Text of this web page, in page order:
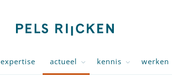
expertise actueel kennis werken